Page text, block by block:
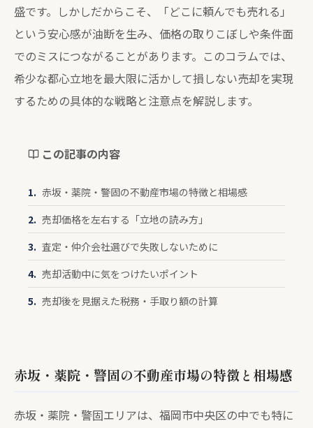
盛です。しかしだからこそ、「どこに頼んでも売れる」
という安心感が油断を生み、価格の取りこぼしや条件面
でのミスにつながることがあります。このコラムでは、
希少な都心立地を最大限に活かして損しない売却を実現
するための具体的な戦略と注意点を解説します。
この記事の内容
赤坂・薬院・警固の不動産市場の特徴と相場感
売却価格を左右する「立地の読み方」
査定・仲介会社選びで失敗しないために
売却活動中に気をつけたいポイント
売却後を見据えた税務・手取り額の計算
赤坂・薬院・警固の不動産市場の特徴と相場感
赤坂・薬院・警固エリアは、福岡市中央区の中でも特に